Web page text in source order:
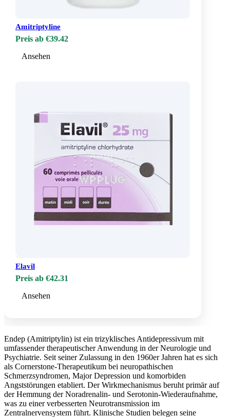
Amitriptyline
Preis ab €39.42
Ansehen
Elavil
Preis ab €42.31
Ansehen
Endep (Amitriptylin) ist ein trizyklisches Antidepressivum mit
umfassender therapeutischer Anwendung in der Neurologie und
Psychiatrie. Seit seiner Zulassung in den 1960er Jahren hat es sich
als Cornerstone-Therapeutikum bei neuropathischen
Schmerzsyndromen, Major Depression und komorbiden
Angststörungen etabliert. Der Wirkmechanismus beruht primär auf
der Hemmung der Noradrenalin- und Serotonin-Wiederaufnahme,
was zu einer verbesserten Neurotransmission im
Zentralnervensystem führt. Klinische Studien belegen seine